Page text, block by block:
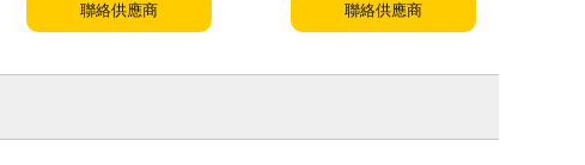
聯絡供應商 聯絡供應商